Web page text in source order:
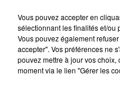
11 novembre 2024 - 1
L'AGENDA DU
Vous pouvez accepter en
sélectionnant les finalités et/ou
Vous pouvez également
accepter". Vos préférences ne
pouvez mettre à jour vos
moment via le lien "Gérer les